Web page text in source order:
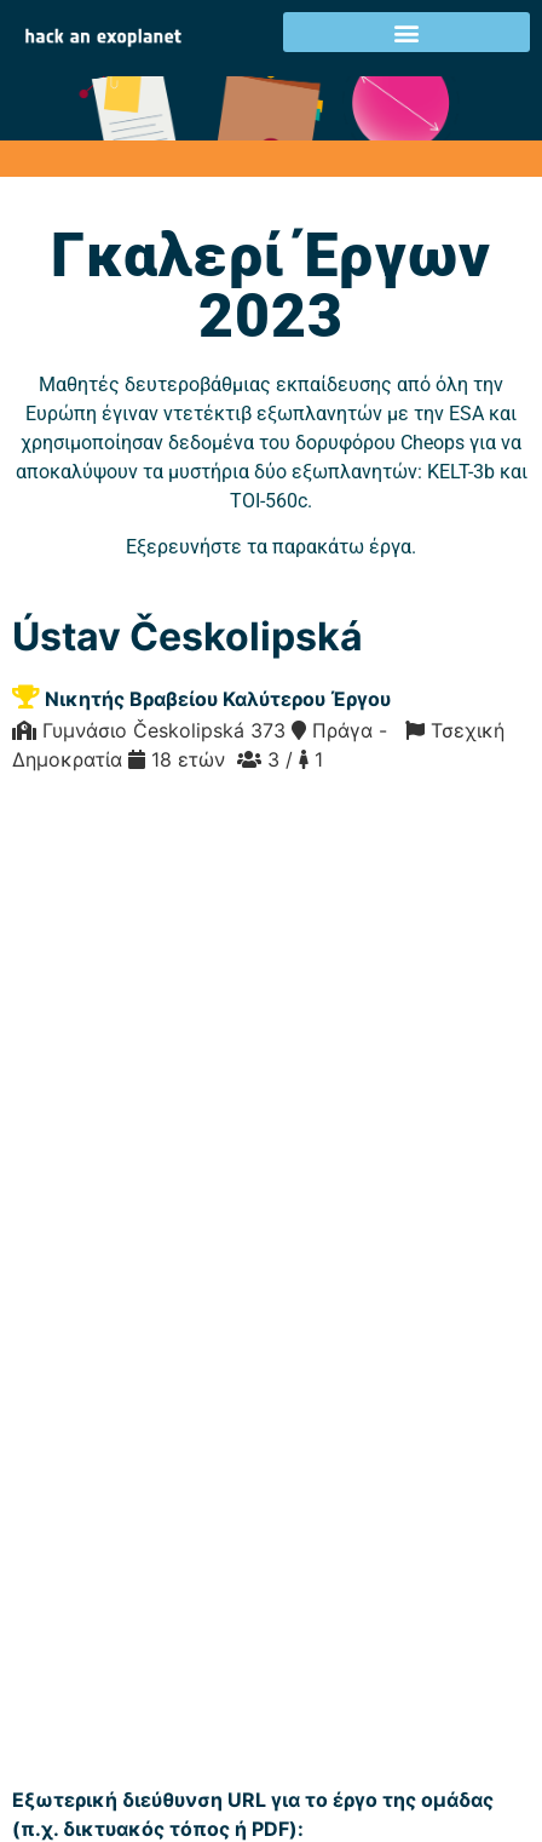
Γκαλερί έργων 2023
Γκαλερί Έργων
2023
Μαθητές δευτεροβάθμιας εκπαίδευσης από όλη την
Ευρώπη έγιναν ντετέκτιβ εξωπλανητών με την ESA και
χρησιμοποίησαν δεδομένα του δορυφόρου Cheops για να
αποκαλύψουν τα μυστήρια δύο εξωπλανητών: KELT-3b και
TOI-560c.
Εξερευνήστε τα παρακάτω έργα.
Ústav Českolipská
Νικητής Βραβείου Καλύτερου Έργου
Γυμνάσιο Českolipská 373
Πράγα -
Τσεχική
Δημοκρατία
18 ετών 3 / 1
Εξωτερική διεύθυνση URL για το έργο της ομάδας
(π.χ. δικτυακός τόπος ή PDF):